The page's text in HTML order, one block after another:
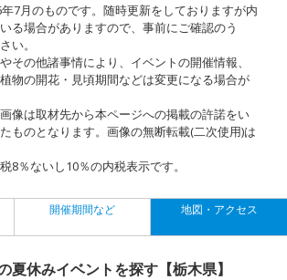
7月のものです。随時更新をしておりますが内
る場合がありますので、事前にご確認のう
い。
その他諸事情により、イベントの開催情報、
物の開花・見頃期間などは変更になる場合が
像は取材先から本ページへの掲載の許諾をい
ものとなります。画像の無断転載(二次使用)は
8％ないし10％の内税表示です。
開催期間など 地図・アクセス
夏休みイベントを探す【栃木県】